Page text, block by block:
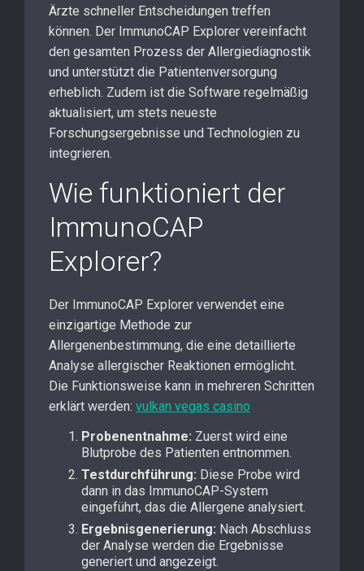
Ärzte schneller Entscheidungen treffen
können. Der ImmunoCAP Explorer vereinfacht
den gesamten Prozess der Allergiediagnostik
und unterstützt die Patientenversorgung
erheblich. Zudem ist die Software regelmäßig
aktualisiert, um stets neueste
Forschungsergebnisse und Technologien zu
integrieren.
Wie funktioniert der
ImmunoCAP
Explorer?
Der ImmunoCAP Explorer verwendet eine
einzigartige Methode zur
Allergenenbestimmung, die eine detaillierte
Analyse allergischer Reaktionen ermöglicht.
Die Funktionsweise kann in mehreren Schritten
erklärt werden: vulkan vegas casino
Probenentnahme: Zuerst wird eine
Blutprobe des Patienten entnommen.
Testdurchführung: Diese Probe wird
dann in das ImmunoCAP-System
eingeführt, das die Allergene analysiert.
Ergebnisgenerierung: Nach Abschluss
der Analyse werden die Ergebnisse
generiert und angezeigt.